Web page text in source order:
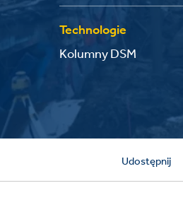
Technologie
Kolumny DSM
Udostępnij